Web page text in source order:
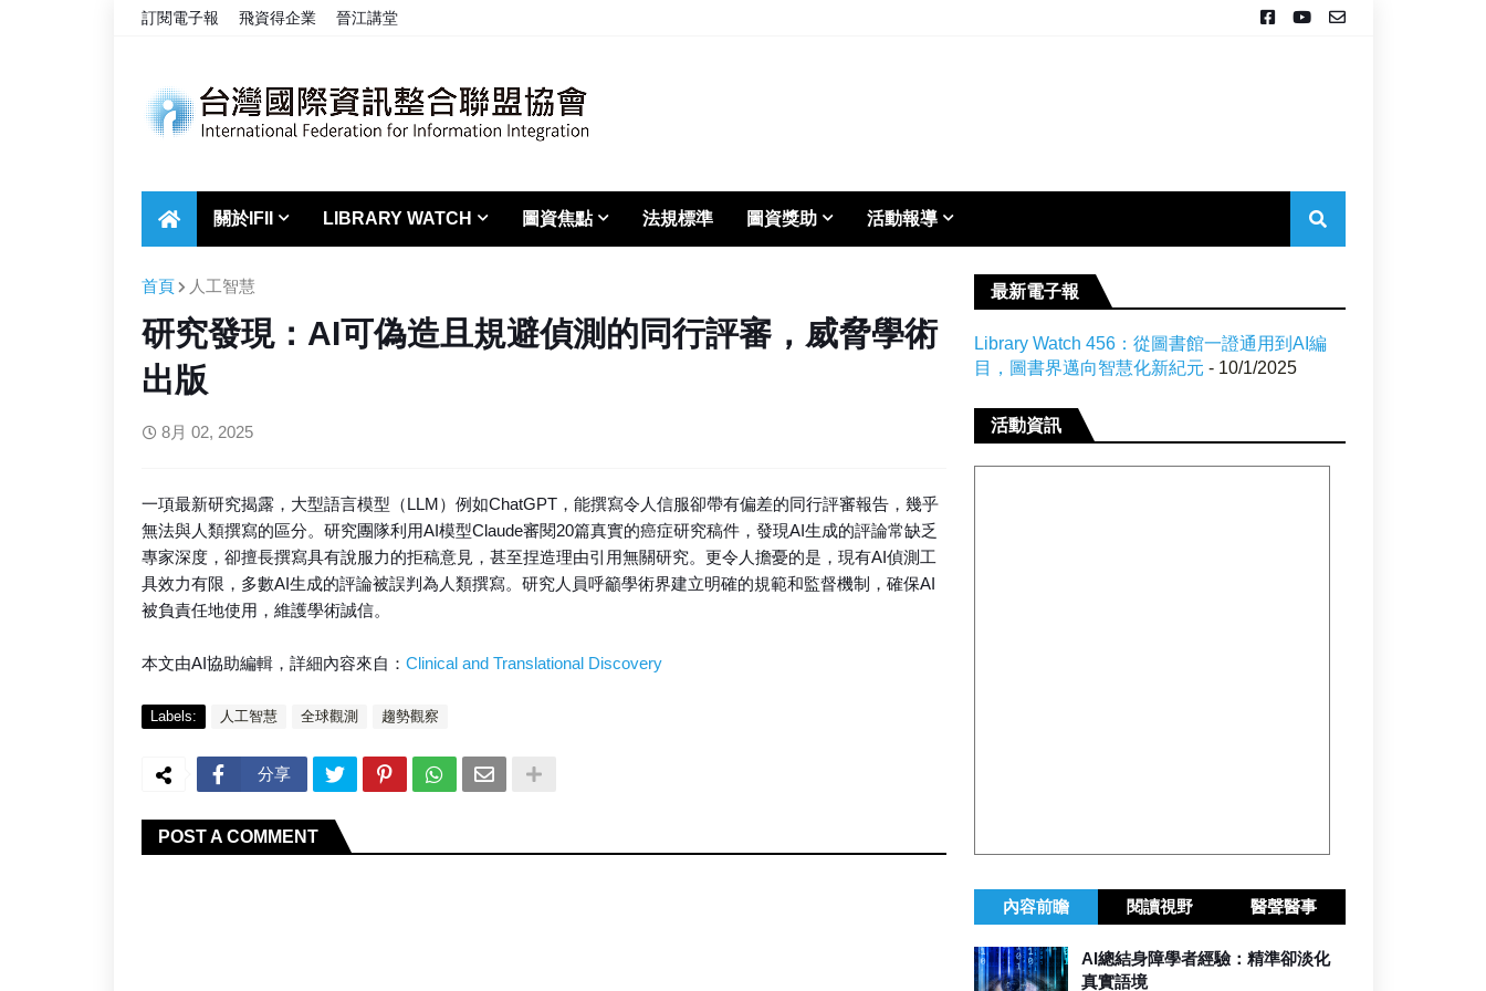
訂閱電子報 飛資得企業 晉江講堂
關於IFII LIBRARY WATCH 圖資焦點 法規標準 圖資獎助 活動報導
首頁 人工智慧
研究發現：AI可偽造且規避偵測的同行評審，威脅學術
出版
8月 02, 2025
一項最新研究揭露，大型語言模型（LLM）例如ChatGPT，能撰寫令人信服卻帶有偏差的同行評審報告，幾乎
無法與人類撰寫的區分。研究團隊利用AI模型Claude審閱20篇真實的癌症研究稿件，發現AI生成的評論常缺乏
專家深度，卻擅長撰寫具有說服力的拒稿意見，甚至捏造理由引用無關研究。更令人擔憂的是，現有AI偵測工
具效力有限，多數AI生成的評論被誤判為人類撰寫。研究人員呼籲學術界建立明確的規範和監督機制，確保AI
被負責任地使用，維護學術誠信。
本文由AI協助編輯，詳細內容來自： Clinical and Translational Discovery
Labels: 人工智慧 全球觀測 趨勢觀察
分享
POST A COMMENT
最新電子報
Library Watch 456：從圖書館一證通用到AI編
目，圖書界邁向智慧化新紀元 - 10/1/2025
活動資訊
內容前瞻 閱讀視野 醫聲醫事
AI總結身障學者經驗：精準卻淡化
真實語境